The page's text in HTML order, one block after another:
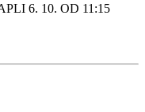
6. 10. OD 11:15